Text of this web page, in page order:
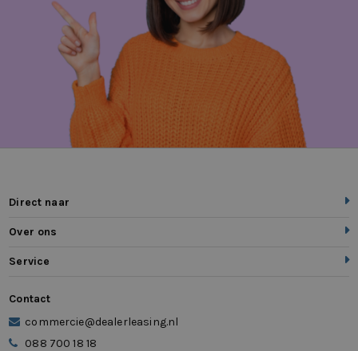
Direct naar
Over ons
Service
Contact
commercie@dealerleasing.nl
088 700 18 18